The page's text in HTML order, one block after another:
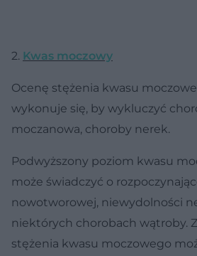
2. Kwas moczowy
Ocenę stężenia kwasu
wykonuje się, by wykluczyć
moczanowa, choroby nerek.
Podwyższony poziom kwasu
może świadczyć o
nowotworowej, niewydolności
niektórych chorobach wątroby.
stężenia kwasu moczowego